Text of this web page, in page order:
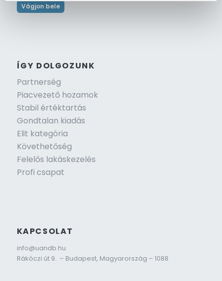
Vágjon bele
ÍGY DOLGOZUNK
Partnerség
Piacvezető hozamok
Stabil értéktartás
Gondtalan kiadás
Elit kategória
Követhetőség
Felelős lakáskezelés
Profi csapat
KAPCSOLAT
info@uandb.hu
Rákóczi út 9. – Budapest, Magyarország – 1088